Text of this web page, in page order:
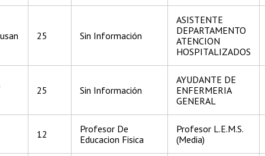
25 Sin Información
ASISTENTE
DEPARTAMENTO
ATENCION
HOSPITALIZADOS
25 Sin Información
AYUDANTE DE
ENFERMERIA
GENERAL
12
Profesor De
Educacion Fisica
Profesor L.E.M.S.
(Media)